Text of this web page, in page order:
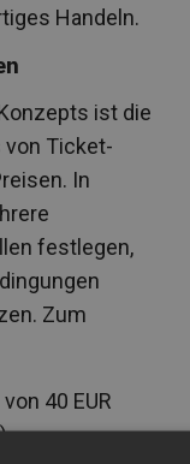
Handeln.
ist die
Ticket-
In
festlegen,
Zum
40 EUR